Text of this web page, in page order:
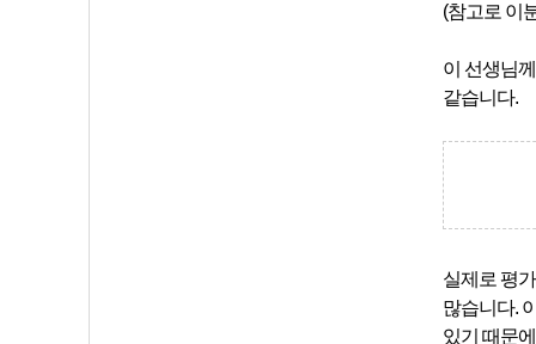
(참고로 이
이 선생님
같습니다.
실제로 평
많습니다.
있기 때문